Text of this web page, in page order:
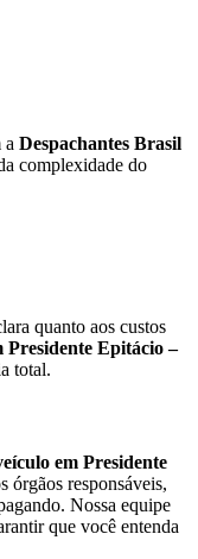
a Despachantes Brasil
complexidade do
quanto aos custos
Presidente Epitácio –
total.
em Presidente
órgãos responsáveis,
Nossa equipe
que você entenda